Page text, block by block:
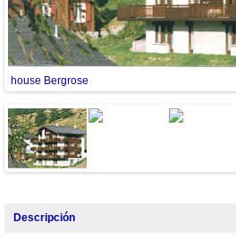
house Bergrose
Descripción